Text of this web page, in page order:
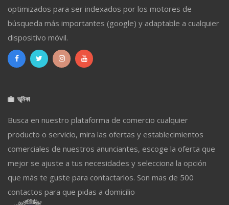
optimizados para ser indexados por los motores de
búsqueda más importantes (google) y adaptable a cualquier
dispositivo móvil.
ভূমিকা
Busca en nuestro plataforma de comercio cualquier
producto o servicio, mira las ofertas y establecimientos
comerciales de nuestros anunciantes, escoge la oferta que
mejor se ajuste a tus necesidades y selecciona la opción
que más te guste para contactarlos. Son mas de 500
contactos para que pidas a domicilio